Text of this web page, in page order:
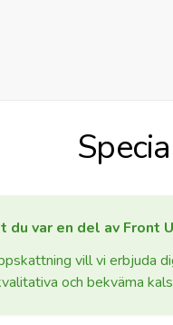
var en del av Front
vill vi erbjuda
och bekväma